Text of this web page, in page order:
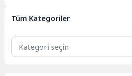
Tüm Kategoriler